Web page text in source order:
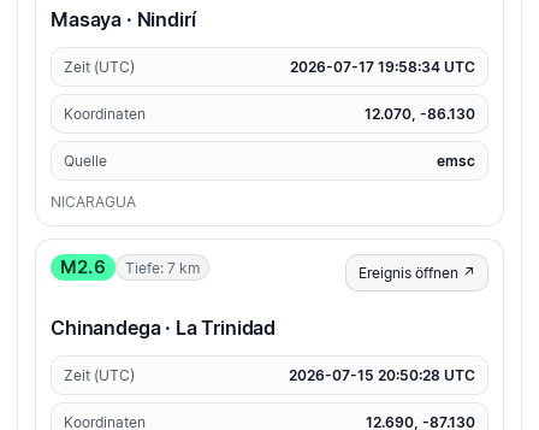
Masaya · Nindirí
Zeit (UTC) 2026-07-17 19:58:34 UTC
Koordinaten 12.070, -86.130
Quelle emsc
NICARAGUA
M2.6 Tiefe: 7 km Ereignis öffnen ↗
Chinandega · La Trinidad
Zeit (UTC) 2026-07-15 20:50:28 UTC
Koordinaten 12.690, -87.130